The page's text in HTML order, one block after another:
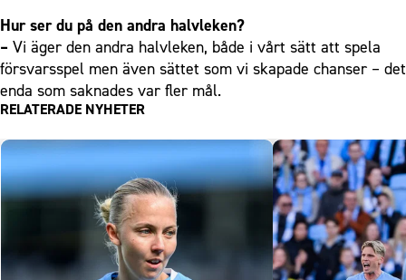
Hur ser du på den andra halvleken?
– Vi äger den andra halvleken, både i vårt sätt att spela
försvarsspel men även sättet som vi skapade chanser – det
enda som saknades var fler mål.
RELATERADE NYHETER